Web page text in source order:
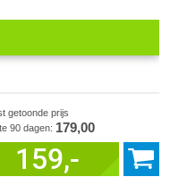
getoonde prijs
90 dagen: 179,00
159,-